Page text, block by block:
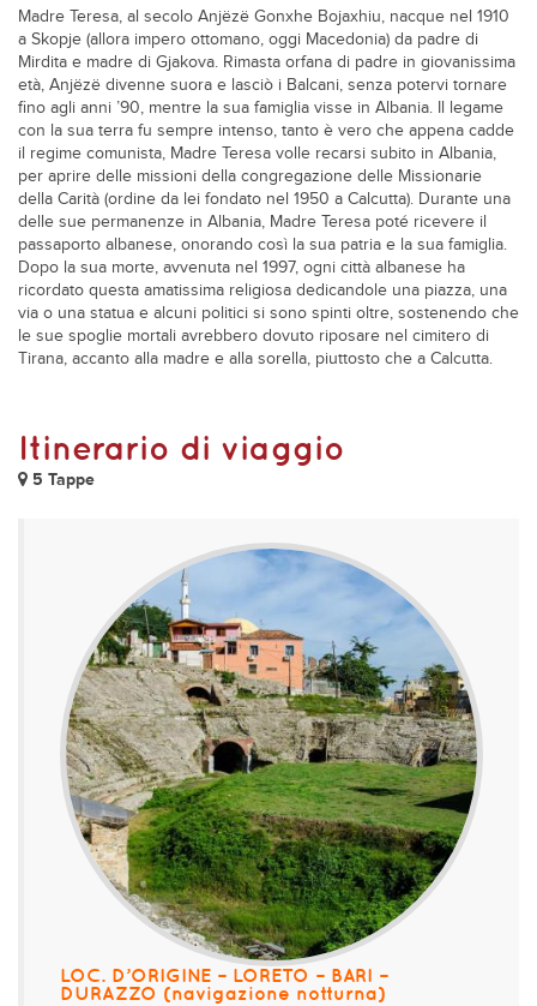
Madre Teresa, al secolo Anjëzë Gonxhe Bojaxhiu, nacque nel 1910
a Skopje (allora impero ottomano, oggi Macedonia) da padre di
Mirdita e madre di Gjakova. Rimasta orfana di padre in giovanissima
età, Anjëzë divenne suora e lasciò i Balcani, senza potervi tornare
fino agli anni ’90, mentre la sua famiglia visse in Albania. Il legame
con la sua terra fu sempre intenso, tanto è vero che appena cadde
il regime comunista, Madre Teresa volle recarsi subito in Albania,
per aprire delle missioni della congregazione delle Missionarie
della Carità (ordine da lei fondato nel 1950 a Calcutta). Durante una
delle sue permanenze in Albania, Madre Teresa poté ricevere il
passaporto albanese, onorando così la sua patria e la sua famiglia.
Dopo la sua morte, avvenuta nel 1997, ogni città albanese ha
ricordato questa amatissima religiosa dedicandole una piazza, una
via o una statua e alcuni politici si sono spinti oltre, sostenendo che
le sue spoglie mortali avrebbero dovuto riposare nel cimitero di
Tirana, accanto alla madre e alla sorella, piuttosto che a Calcutta.
Itinerario di viaggio
5 Tappe
LOC. D’ORIGINE – LORETO – BARI –
DURAZZO (navigazione notturna)